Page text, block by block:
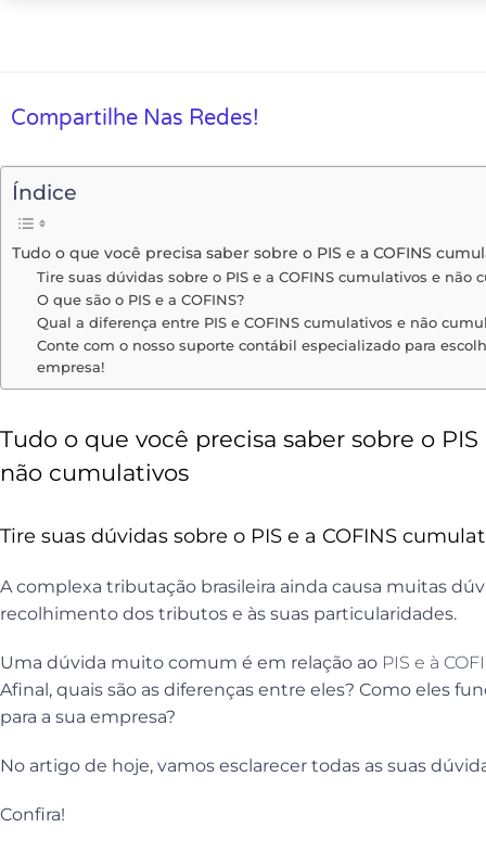
Compartilhe Nas Redes!
Índice
Tudo o que você precisa saber sobre o PIS e a COFINS
Tire suas dúvidas sobre o PIS e a COFINS cumulativos e não
O que são o PIS e a COFINS?
Qual a diferença entre PIS e COFINS cumulativos e não
Conte com o nosso suporte contábil especializado para
empresa!
Tudo o que você precisa saber sobre o
não cumulativos
Tire suas dúvidas sobre o PIS e a COFINS
A complexa tributação brasileira ainda causa muitas
recolhimento dos tributos e às suas particularidades.
Uma dúvida muito comum é em relação ao PIS e à
Afinal, quais são as diferenças entre eles? Como eles
para a sua empresa?
No artigo de hoje, vamos esclarecer todas as suas
Confira!